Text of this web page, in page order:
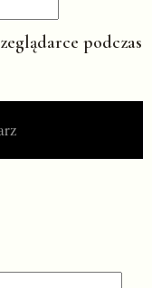
podczas